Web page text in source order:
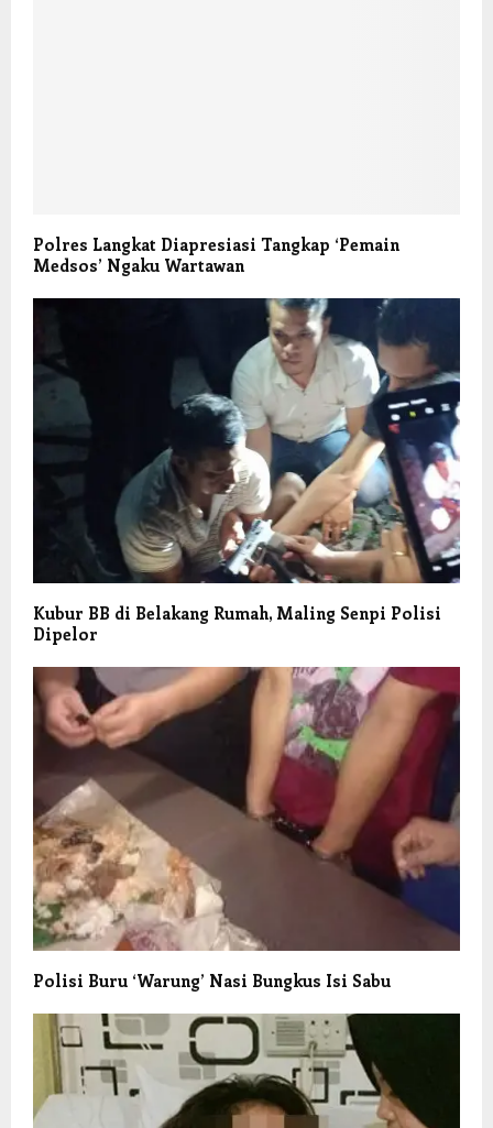
Polres Langkat Diapresiasi Tangkap ‘Pemain
Medsos’ Ngaku Wartawan
Kubur BB di Belakang Rumah, Maling Senpi Polisi
Dipelor
Polisi Buru ‘Warung’ Nasi Bungkus Isi Sabu